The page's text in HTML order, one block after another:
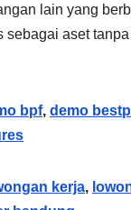
lain yang
sebagai aset
bpf, demo
kerja,